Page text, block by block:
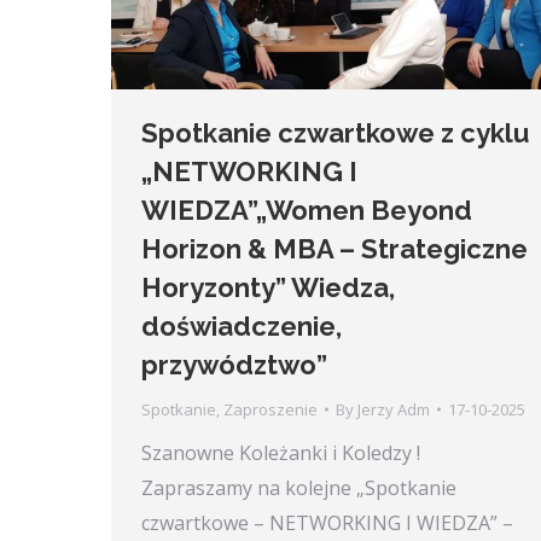
Spotkanie czwartkowe z cyklu
„NETWORKING I
WIEDZA”„Women Beyond
Horizon & MBA – Strategiczne
Horyzonty” Wiedza,
doświadczenie,
przywództwo”
Spotkanie Zaproszenie By Jerzy Adm 17-10-2025
Szanowne Koleżanki i Koledzy !
Zapraszamy na kolejne „Spotkanie
czwartkowe – NETWORKING I WIEDZA” –